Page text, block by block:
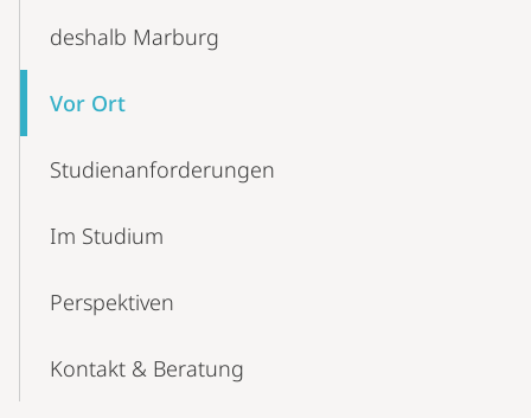
deshalb Marburg
Vor Ort
Studienanforderungen
Im Studium
Perspektiven
Kontakt & Beratung